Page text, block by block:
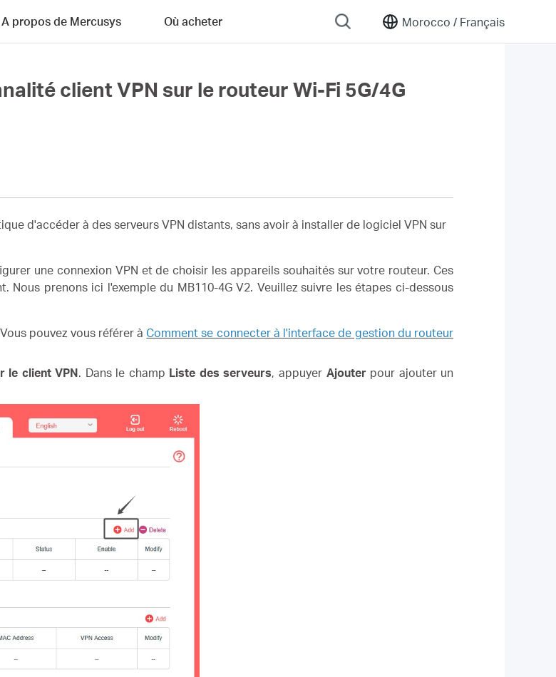
Morocco / Français
A propos de Mercusys Où acheter
client VPN sur le routeur Wi-Fi 5G/4G
d'accéder à des serveurs VPN distants, sans avoir à installer de logiciel VPN sur
une connexion VPN et de choisir les appareils souhaités sur votre routeur. Ces
prenons ici l'exemple du MB110-4G V2. Veuillez suivre les étapes ci-dessous
pouvez vous référer àComment se connecter à l'interface de gestion du routeur
le client VPN. Dans le champ Liste des serveurs, appuyer Ajouterpour ajouter un